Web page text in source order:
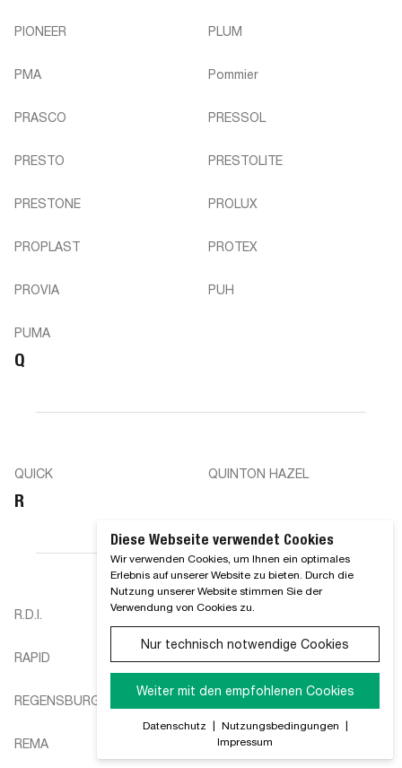
PIONEER PLUM
PMA Pommier
PRASCO PRESSOL
PRESTO PRESTOLITE
PRESTONE PROLUX
PROPLAST PROTEX
PROVIA PUH
PUMA
Q
QUICK QUINTON HAZEL
R
R.D.I. RACIMEX
RAPID
REGENSBURGER ZUGGABEL REINZ
REMA REMSA
Diese Webseite verwendet Cookies
Wir verwenden Cookies, um Ihnen ein optimales
Erlebnis auf unserer Website zu bieten. Durch die
Nutzung unserer Website stimmen Sie der
Verwendung von Cookies zu.
Nur technisch notwendige Cookies
Weiter mit den empfohlenen Cookies
Datenschutz | Nutzungsbedingungen |
Impressum